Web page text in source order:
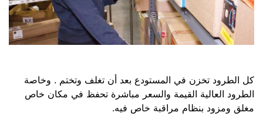
كل الطرود تخزن في المستودع بعد أن تغلف وتختم . وخاصة
الطرود العالية القيمة والسعر مباشرة تحفظ في مكان خاص
مغلق ومزود بنظام مراقبة خاص فيه.